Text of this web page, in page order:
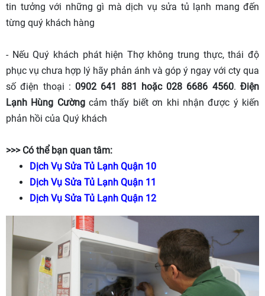
tin tưởng với những gì mà dịch vụ sửa tủ lạnh mang đến
từng quý khách hàng
- Nếu Quý khách phát hiện Thợ không trung thực, thái độ
phục vụ chưa hợp lý hãy phản ánh và góp ý ngay với cty qua
số điện thoại : 0902 641 881 hoặc 028 6686 4560.Điện
Lạnh Hùng Cườngcảm thấy biết ơn khi nhận được ý kiến
phản hồi của Quý khách
>>> Có thể bạn quan tâm:
Dịch Vụ Sửa Tủ Lạnh Quận 10
Dịch Vụ Sửa Tủ Lạnh Quận 11
Dịch Vụ Sửa Tủ Lạnh Quận 12